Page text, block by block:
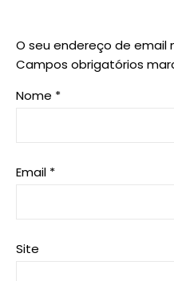
O seu endereço de email
Campos obrigatórios
Nome *
Email *
Site